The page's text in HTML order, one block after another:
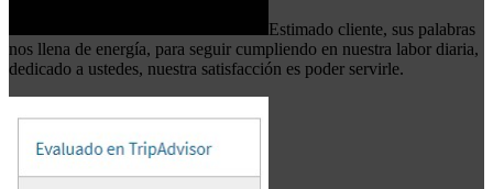
Estimado cliente, sus palabras
nos llena de energía, para seguir cumpliendo en nuestra labor diaria,
dedicado a ustedes, nuestra satisfacción es poder servirle.